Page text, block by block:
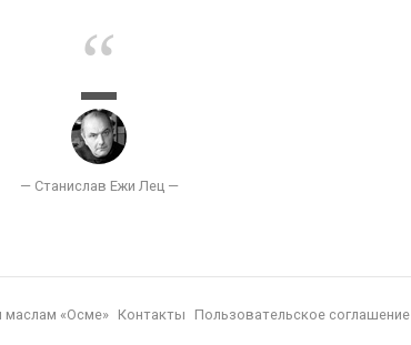
«Осме» Контакты Пользовательское соглашение